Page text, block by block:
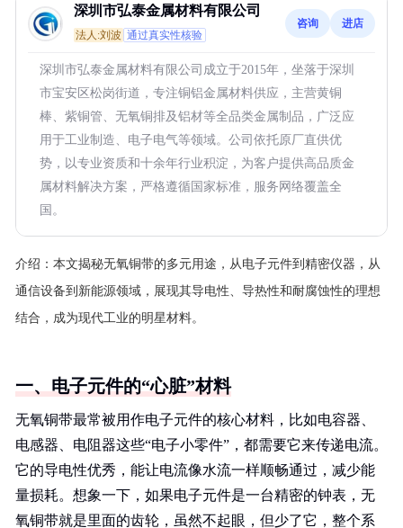
深圳市弘泰金属材料有限公司
法人:刘波 通过真实性核验
咨询 进店
深圳市弘泰金属材料有限公司成立于2015年，坐落于深圳
市宝安区松岗街道，专注铜铝金属材料供应，主营黄铜
棒、紫铜管、无氧铜排及铝材等全品类金属制品，广泛应
用于工业制造、电子电气等领域。公司依托原厂直供优
势，以专业资质和十余年行业积淀，为客户提供高品质金
属材料解决方案，严格遵循国家标准，服务网络覆盖全
国。
介绍： 本文揭秘无氧铜带的多元用途，从电子元件到精密仪器，从
通信设备到新能源领域，展现其导电性、导热性和耐腐蚀性的理想
结合，成为现代工业的明星材料。
一、电子元件的“心脏”材料
无氧铜带最常被用作电子元件的核心材料，比如电容器、
电感器、电阻器这些“电子小零件”，都需要它来传递电流。
它的导电性优秀，能让电流像水流一样顺畅通过，减少能
量损耗。想象一下，如果电子元件是一台精密的钟表，无
氧铜带就是里面的齿轮，虽然不起眼，但少了它，整个系